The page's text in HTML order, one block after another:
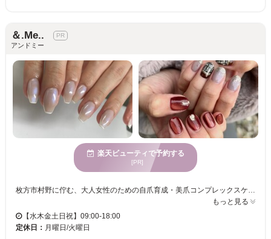
＆.Me..
アンドミー
楽天ビューティで予約する
[PR]
枚方市村野に佇む、大人女性のための自爪育成・美爪コンプレックスケア専門サロン【＆.Me...（アンドミー）】です。 「ネイルサロンは爪が綺麗な人が行く場所」と思っていませんか？当店はお爪に自信がある方ではなく、「自分の爪が嫌いだけど、本当は綺麗になりたい」と願うあなたのためのサロンです。 骨格や皮膚構造に基づいた丁寧な甘皮ウォーターケア、自爪を削らない優しい施術、そしてライフスタイルに合わせた無理のないホームケア指導のトリプルアプローチで、爪のピンクの部分を健康的で美しい縦長爪へと育てていきます。 看護師さんや保育士さんなど、お仕事柄ネイルができない方でも周囲にバレずにこっそり育てられる「自爪風の艶消し仕上げ」や、ジェルを使わないケアのみの育成プランもご用意しております。 他のお客様と顔を合わせることのない完全予約制の贅沢なプライベート空間で、経験豊富なネイリストがマンツーマンであなたのお悩みに寄り添います。爪を隠して過ごす毎日はもう終わり。指先から自信と笑顔を手に入れませんか？まずはお気軽にご相談ください。
もっと見る
【水木金土日祝】09:00-18:00
定休日： 月曜日/火曜日